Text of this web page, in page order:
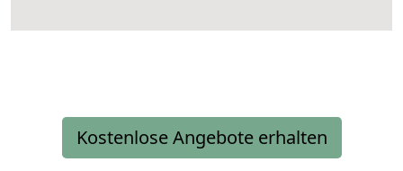
Kostenlose Angebote erhalten